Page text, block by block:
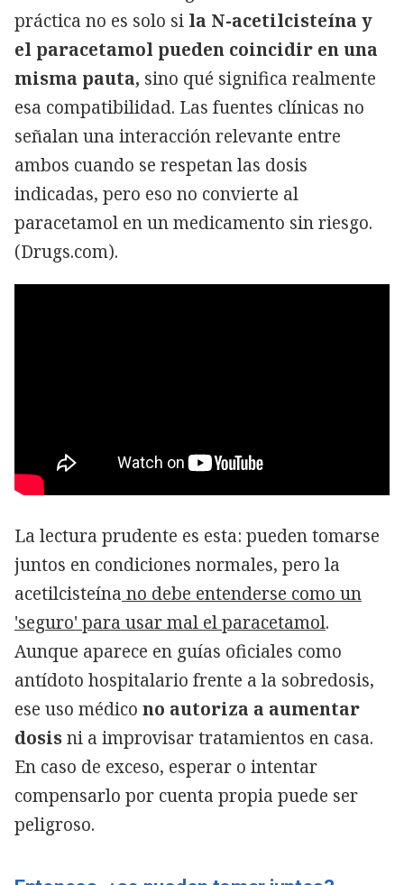
práctica no es solo si la N-acetilcisteína y
el paracetamol pueden coincidir en una
misma pauta, sino qué significa realmente
esa compatibilidad. Las fuentes clínicas no
señalan una interacción relevante entre
ambos cuando se respetan las dosis
indicadas, pero eso no convierte al
paracetamol en un medicamento sin riesgo.
(Drugs.com).
La lectura prudente es esta: pueden tomarse
juntos en condiciones normales, pero la
acetilcisteína no debe entenderse como un
'seguro' para usar mal el paracetamol.
Aunque aparece en guías oficiales como
antídoto hospitalario frente a la sobredosis,
ese uso médico no autoriza a aumentar
dosisni a improvisar tratamientos en casa.
En caso de exceso, esperar o intentar
compensarlo por cuenta propia puede ser
peligroso.